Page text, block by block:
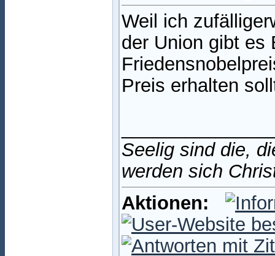
Weil ich
der Union gibt es
Preis erhalten
Seelig sind die,
werden sich
Aktionen: